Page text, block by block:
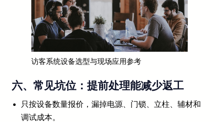
访客系统设备选型与现场应用参考
六、常见坑位：提前处理能减少返工
只按设备数量报价，漏掉电源、门锁、立柱、辅材和
调试成本。